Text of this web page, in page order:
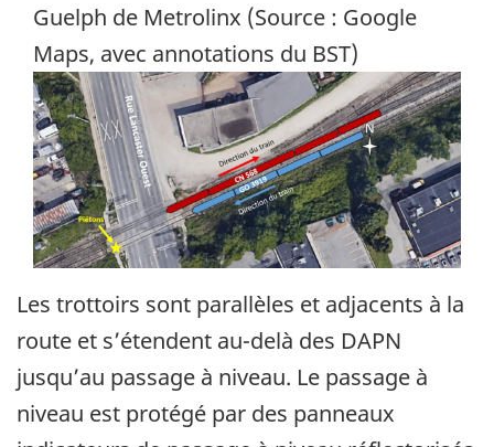
Guelph de Metrolinx (Source : Google
Maps, avec annotations du BST)
Image
Les trottoirs sont parallèles et adjacents à la
route et s’étendent au-delà des DAPN
jusqu’au passage à niveau. Le passage à
niveau est protégé par des panneaux